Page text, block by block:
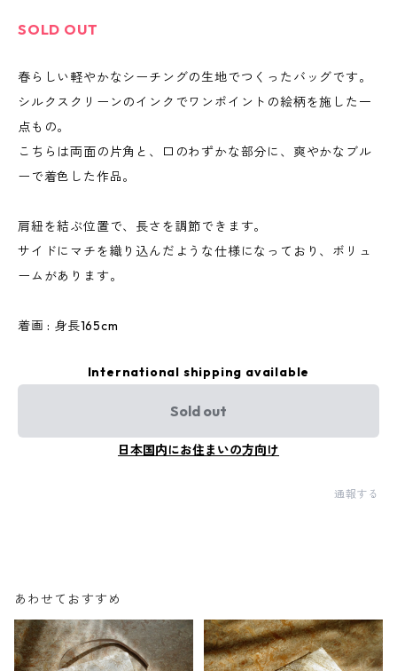
SOLD OUT
春らしい軽やかなシーチングの生地でつくったバッグです。
シルクスクリーンのインクでワンポイントの絵柄を施した一
点もの。
こちらは両面の片角と、口のわずかな部分に、爽やかなブル
ーで着色した作品。
肩紐を結ぶ位置で、長さを調節できます。
サイドにマチを織り込んだような仕様になっており、ボリュ
ームがあります。
着画 : 身長165cm
International shipping available
Sold out
日本国内にお住まいの方向け
通報する
あわせておすすめ